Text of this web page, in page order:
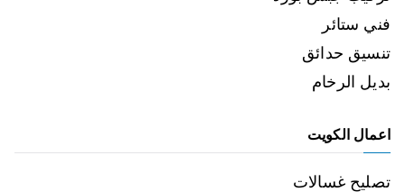
فني ستائر
تنسيق حدائق
بديل الرخام
اعمال الكويت
تصليح غسالات